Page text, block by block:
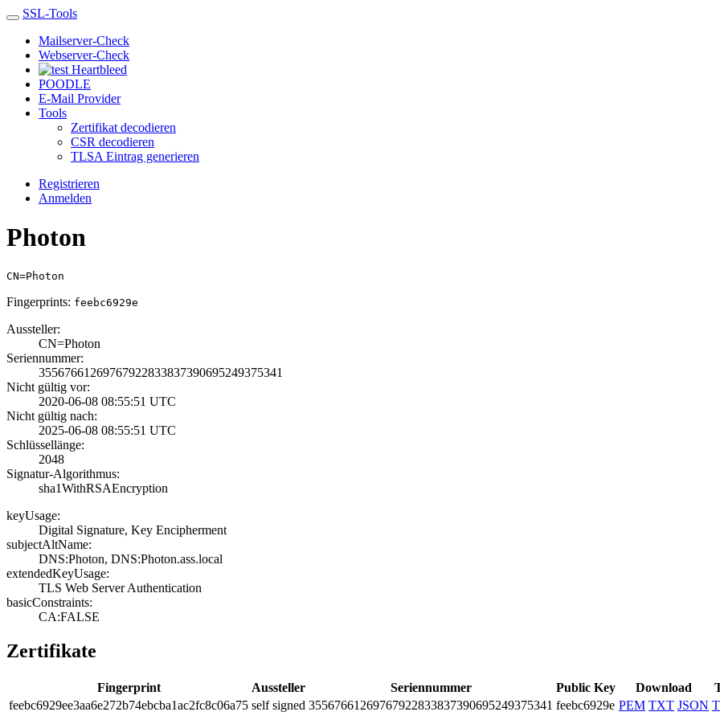
SSL-Tools
Mailserver-Check
Webserver-Check
Heartbleed
POODLE
E-Mail Provider
Tools
Zertifikat decodieren
CSR decodieren
TLSA Eintrag generieren
Registrieren
Anmelden
Photon
CN=Photon
Fingerprints: feebc6929e
Aussteller:
CN=Photon
Seriennummer:
3556766126976792­2833837390695249­375341
Nicht gültig vor:
2020-06-08 08:55­:51 UTC
Nicht gültig nach:
2025-06-08 08:55­:51 UTC
Schlüssellänge:
2048
Signatur-Algorithmus:
sha1WithRSAEncry­ption
keyUsage:
Digital Signatur­e, Key Encipherm­ent
subjectAltName:
DNS:Photon, DNS:­Photon.ass.local
extendedKeyUsage:
TLS Web Server A­uthentication
basicConstraints:
CA:FALSE
Zertifikate
Fingerprint Aussteller Seriennummer Public Key Download
feeb­c692­9ee3­aa6e­272b­74eb­cba1­ac2f­c8c0­6a75 self signed 3556­7661­2697­6792­2833­8373­9069­5249­3753­41 feebc6929e PEM TXT JSON